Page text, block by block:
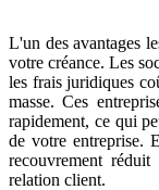
L'un des avantages
votre créance. Les
les frais juridiques
masse. Ces
rapidement, ce qui
de votre entreprise.
recouvrement
relation client.